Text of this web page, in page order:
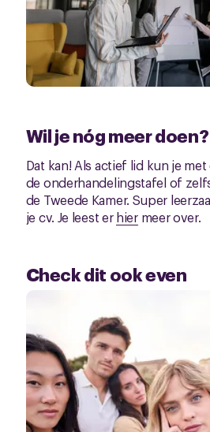
Wil je nóg meer doen?
Dat kan! Als actief lid kun je
de onderhandelingstafel of
de Tweede Kamer. Super
je cv. Je leest erhiermeer over.
Check dit ook even